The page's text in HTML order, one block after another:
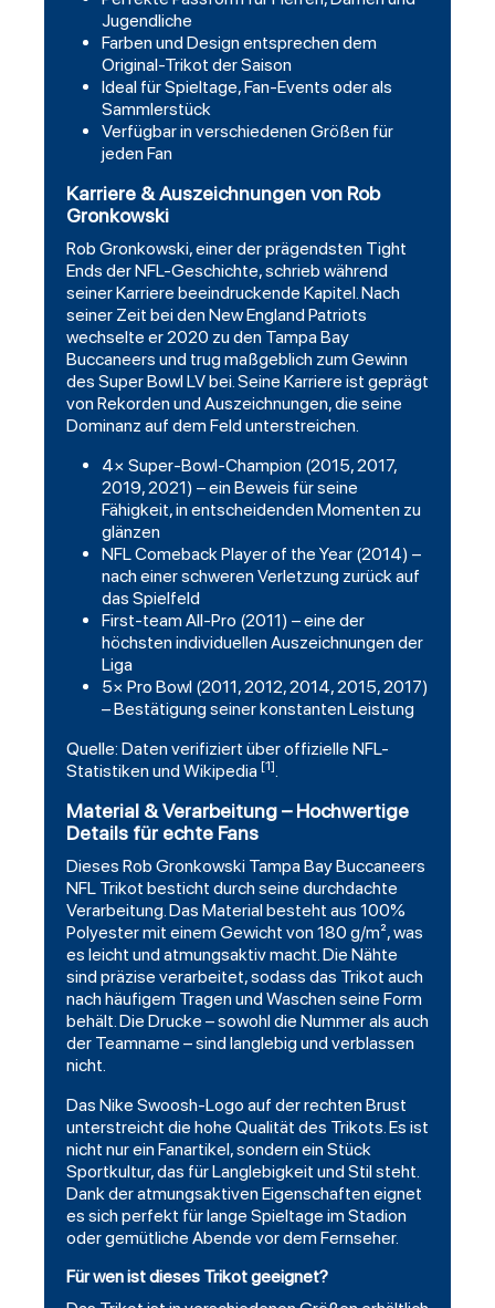
Jugendliche
Farben und Design entsprechen dem
Original-Trikot der Saison
Ideal für Spieltage, Fan-Events oder als
Sammlerstück
Verfügbar in verschiedenen Größen für
jeden Fan
Karriere & Auszeichnungen von Rob
Gronkowski
Rob Gronkowski, einer der prägendsten Tight
Ends der NFL-Geschichte, schrieb während
seiner Karriere beeindruckende Kapitel. Nach
seiner Zeit bei den New England Patriots
wechselte er 2020 zu den Tampa Bay
Buccaneers und trug maßgeblich zum Gewinn
des Super Bowl LV bei. Seine Karriere ist geprägt
von Rekorden und Auszeichnungen, die seine
Dominanz auf dem Feld unterstreichen.
4× Super-Bowl-Champion (2015, 2017,
2019, 2021) – ein Beweis für seine
Fähigkeit, in entscheidenden Momenten zu
glänzen
NFL Comeback Player of the Year (2014) –
nach einer schweren Verletzung zurück auf
das Spielfeld
First-team All-Pro (2011) – eine der
höchsten individuellen Auszeichnungen der
Liga
5× Pro Bowl (2011, 2012, 2014, 2015, 2017)
– Bestätigung seiner konstanten Leistung
Quelle: Daten verifiziert über offizielle NFL-
Statistiken und Wikipedia [1].
Material & Verarbeitung – Hochwertige
Details für echte Fans
Dieses Rob Gronkowski Tampa BayBuccaneers
NFL Trikot besticht durch seine durchdachte
Verarbeitung. Das Material besteht aus 100%
Polyester mit einem Gewicht von 180 g/m², was
es leicht und atmungsaktiv macht. Die Nähte
sind präzise verarbeitet, sodass das Trikot auch
nach häufigem Tragen und Waschen seine Form
behält. Die Drucke – sowohl die Nummer als auch
der Teamname – sind langlebig und verblassen
nicht.
Das Nike Swoosh-Logo auf der rechten Brust
unterstreicht die hohe Qualität des Trikots. Es ist
nicht nur ein Fanartikel, sondern ein Stück
Sportkultur, das für Langlebigkeit und Stil steht.
Dank der atmungsaktiven Eigenschaften eignet
es sich perfekt für lange Spieltage im Stadion
oder gemütliche Abende vor dem Fernseher.
Für wen ist dieses Trikot geeignet?